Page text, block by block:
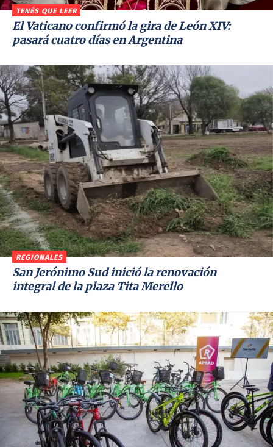
TENÉS QUE LEER
El Vaticano confirmó la gira de León XIV:
pasará cuatro días en Argentina
REGIONALES
San Jerónimo Sud inició la renovación
integral de la plaza Tita Merello